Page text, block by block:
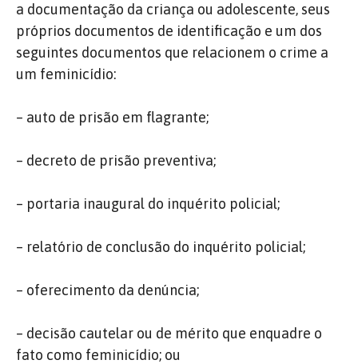
a documentação da criança ou adolescente, seus
próprios documentos de identificação e um dos
seguintes documentos que relacionem o crime a
um feminicídio:
– auto de prisão em flagrante;
– decreto de prisão preventiva;
– portaria inaugural do inquérito policial;
– relatório de conclusão do inquérito policial;
– oferecimento da denúncia;
– decisão cautelar ou de mérito que enquadre o
fato como feminicídio; ou